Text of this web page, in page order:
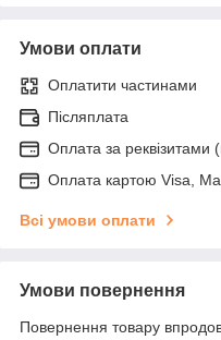
Умови оплати
Оплатити частинами
Післяплата
Оплата за реквізитами
Оплата картою Visa,
Всі умови оплати
Умови повернення
Повернення товару